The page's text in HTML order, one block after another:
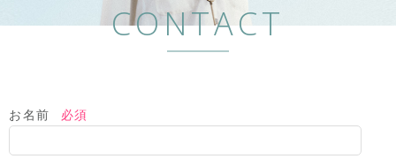
CONTACT
お名前 必須